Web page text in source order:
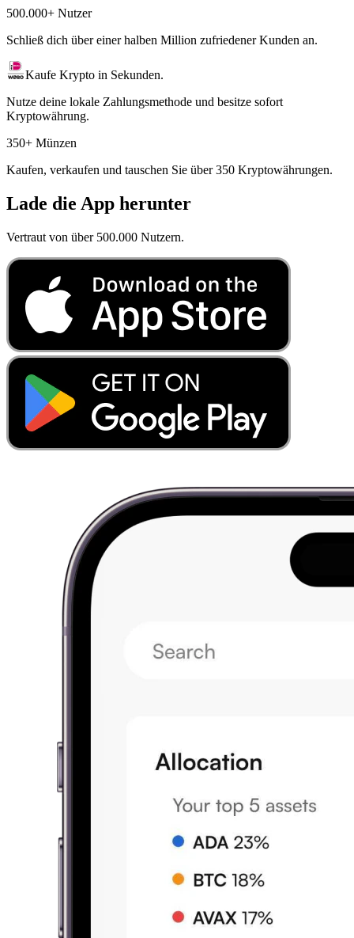
500.000+ Nutzer
Schließ dich über einer halben Million zufriedener Kunden an.
Kaufe Krypto in Sekunden.
Nutze deine lokale Zahlungsmethode und besitze sofort
Kryptowährung.
350+ Münzen
Kaufen, verkaufen und tauschen Sie über 350 Kryptowährungen.
Lade die App herunter
Vertraut von über 500.000 Nutzern.